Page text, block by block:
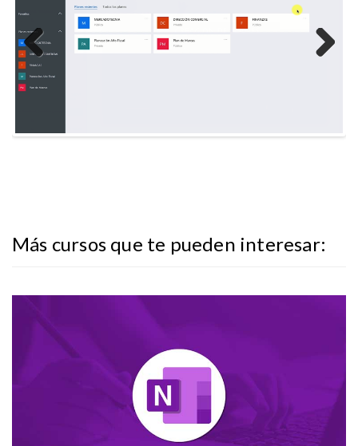
Previous
Más cursos que te pueden interesar:
OneNote
Maneja tus notas, apuntes e ideas a través del uso
compartido de archivos en tiempo real.